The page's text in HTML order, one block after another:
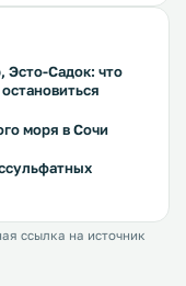
Эсто-Садок: что
моря в Сочи
ссылка на источник